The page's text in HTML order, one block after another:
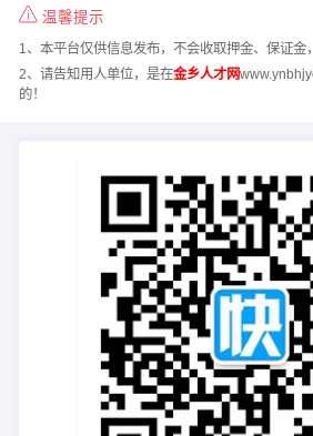
温馨提示
1、本平台仅供信息发布，不会收取押金、保证金
2、请告知用人单位，是在金乡人才网
的！